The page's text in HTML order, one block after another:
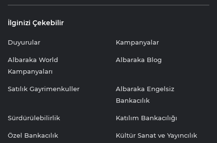
İlginizi Çekebilir
Duyurular Kampanyalar
Albaraka World
Kampanyaları
Albaraka Blog
Satılık Gayrimenkuller
Albaraka Engelsiz
Bankacılık
Sürdürülebilirlik Katılım Bankacılığı
Özel Bankacılık Kültür Sanat ve Yayıncılık